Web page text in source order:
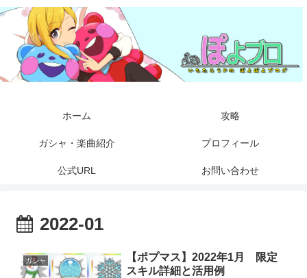
ホーム 攻略
ガシャ・楽曲紹介 プロフィール
公式URL お問い合わせ
2022-01
ガシャ
【ポプマス】2022年1月 限定
スキル詳細と活用例